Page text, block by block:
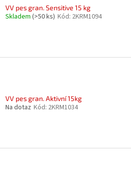
VV pes gran. Sensitive 15 kg
Skladem (>50 ks) Kód: 2KRM1094
VV pes gran. Aktivní 15kg
Na dotaz Kód: 2KRM1034